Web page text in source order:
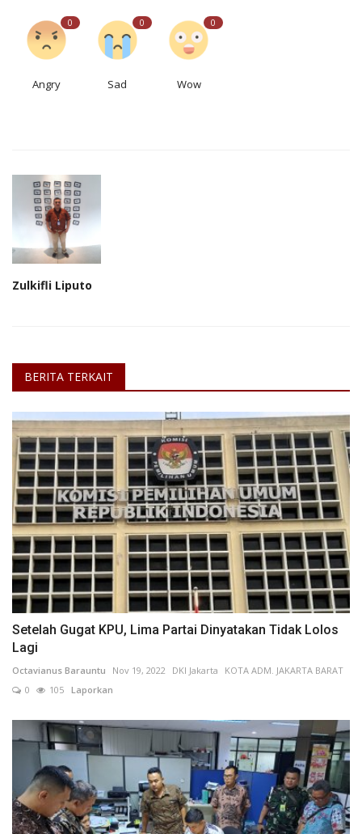
0
Angry
0
Sad
0
Wow
Zulkifli Liputo
BERITA TERKAIT
Setelah Gugat KPU, Lima Partai Dinyatakan Tidak Lolos
Lagi
Octavianus Barauntu Nov 19, 2022 DKI Jakarta
KOTA ADM. JAKARTA BARAT
0
105 Laporkan